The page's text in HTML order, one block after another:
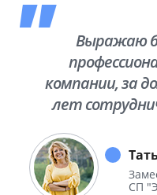
Выражаю
компании, за
лет
СП